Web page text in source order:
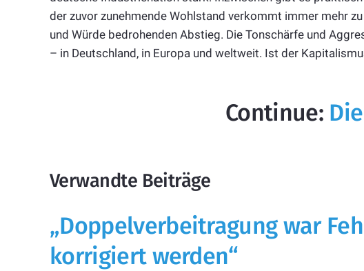
der zuvor zunehmende Wohlstand verkommt immer mehr
und Würde bedrohenden Abstieg. Die Tonschärfe und
– in Deutschland, in Europa und weltweit. Ist der
Continue:
Verwandte Beiträge
„Doppelverbeitragung war
korrigiert werden“